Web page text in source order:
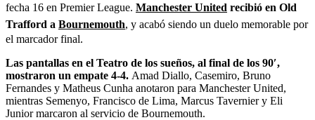
fecha 16 en Premier League. Manchester United recibió en Old
Trafford a Bournemouth, y acabó siendo un duelo memorable por
el marcador final.
Las pantallas en el Teatro de los sueños, al final de los 90′,
mostraron un empate 4-4. Amad Diallo, Casemiro, Bruno
Fernandes y Matheus Cunha anotaron para Manchester United,
mientras Semenyo, Francisco de Lima, Marcus Tavernier y Eli
Junior marcaron al servicio de Bournemouth.